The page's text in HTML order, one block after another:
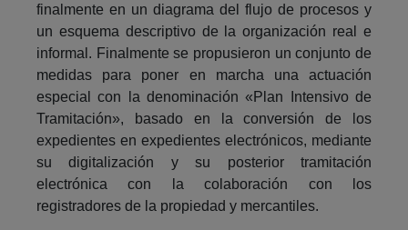
finalmente en un diagrama del flujo de procesos y
un esquema descriptivo de la organización real e
informal. Finalmente se propusieron un conjunto de
medidas para poner en marcha una actuación
especial con la denominación «Plan Intensivo de
Tramitación», basado en la conversión de los
expedientes en expedientes electrónicos, mediante
su digitalización y su posterior tramitación
electrónica con la colaboración con los
registradores de la propiedad y mercantiles.